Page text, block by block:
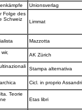
Unionsverlag
Folge des
Schweiz
Limmat
Mazzotta
AK Zürich
Stampa alternativa
Cicl. in proprio
Teorie
Etas libri